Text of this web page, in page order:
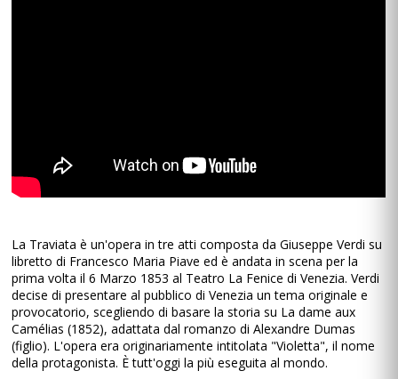
La Traviata è un'opera in tre atti composta da Giuseppe Verdi su
libretto di Francesco Maria Piave ed è andata in scena per la
prima volta il 6 Marzo 1853 al Teatro La Fenice di Venezia. Verdi
decise di presentare al pubblico di Venezia un tema originale e
provocatorio, scegliendo di basare la storia su La dame aux
Camélias (1852), adattata dal romanzo di Alexandre Dumas
(figlio). L'opera era originariamente intitolata "Violetta", il nome
della protagonista. È tutt'oggi la più eseguita al mondo.